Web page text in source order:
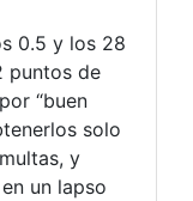
0.5 y los 28
puntos de
“buen
solo
y
un lapso